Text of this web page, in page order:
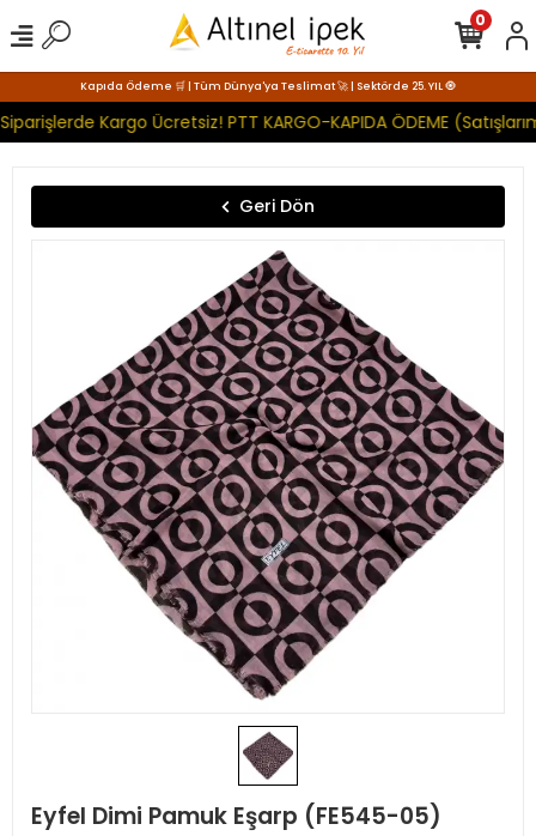
Kapıda Ödeme 🛒 | Tüm Dünya'ya Teslimat 🚀 | Sektörde 25. YIL 🧿
Kargo Ücretsiz! PTT KARGO-KAPIDA ÖDEME
0
Geri Dön
Eyfel Dimi Pamuk Eşarp (FE545-05)